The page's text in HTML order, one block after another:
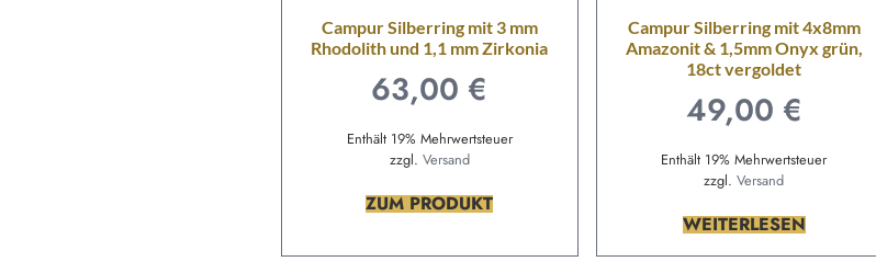
Campur Silberring mit 3 mm
Rhodolith und 1,1 mm Zirkonia
63,00 €
Enthält 19% Mehrwertsteuer
zzgl. Versand
ZUM PRODUKT
Campur Silberring mit 4x8mm
Amazonit & 1,5mm Onyx grün,
18ct vergoldet
49,00 €
Enthält 19% Mehrwertsteuer
zzgl.Versand
WEITERLESEN